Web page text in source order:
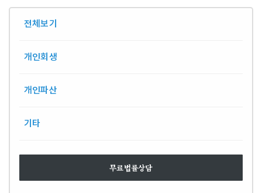
전체보기
개인회생
개인파산
기타
무료법률상담